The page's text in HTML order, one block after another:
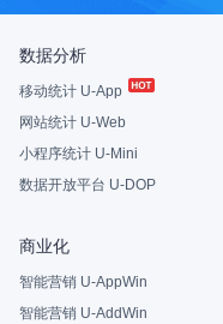
数据分析
移动统计 U-App
网站统计 U-Web
小程序统计 U-Mini
数据开放平台 U-DOP
商业化
智能营销 U-AppWin
智能营销 U-AddWin